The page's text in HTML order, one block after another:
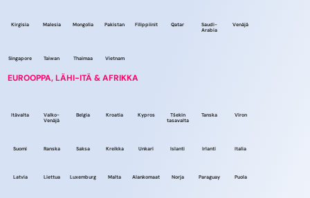
Kirgisia Malesia Mongolia Pakistan Filippiinit Qatar
Saudi-
Arabia
Venäjä
Singapore Taiwan Thaimaa Vietnam
EUROOPPA, LÄHI-ITÄ & AFRIKKA
Itävalta
Valko-
Venäjä
Belgia Kroatia Kypros
Tšekin
tasavalta
Tanska Viron
Suomi Ranska Saksa Kreikka Unkari Islanti Irlanti Italia
Latvia Liettua Luxemburg Malta Alankomaat Norja Paraguay Puola